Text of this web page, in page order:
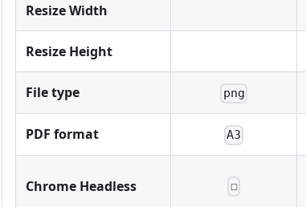
Resize Width
Resize Height
File type png
PDF format A3
Chrome Headless ☐